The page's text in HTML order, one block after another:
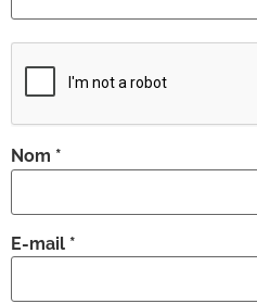
Nom *
E-mail *